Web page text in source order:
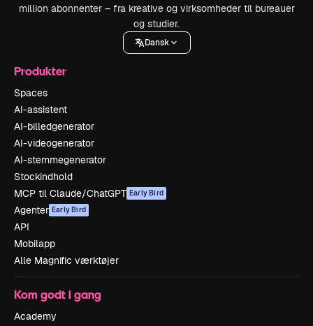
million abonnenter – fra kreative og virksomheder til bureauer
og studier.
Dansk
Produkter
Spaces
AI-assistent
AI-billedgenerator
AI-videogenerator
AI-stemmegenerator
Stockindhold
MCP til Claude/ChatGPT Early Bird
Agenter Early Bird
API
Mobilapp
Alle Magnific værktøjer
Kom godt i gang
Academy